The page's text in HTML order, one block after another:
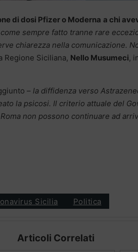
di dosi Pfizer o Moderna a chi
sempre fatto tranne rare
chiarezza nella comunicazione.
Regione Siciliana, Nello Musumeci,
– la diffidenza verso
la psicosi. Il criterio attuale del
non possono continuare ad
Sicilia Politica
Articoli Correlati